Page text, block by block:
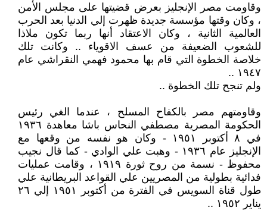
وقاومت مصر الإنجليز بعرض قضيتها على مجلس الأمن
، وكان وقتها مؤسسة جديدة ظهرت إلي الدنيا بعد الحرب
العالمية الثانية ، وكان الاعتقاد أنها ربما تكون ملاذا
للشعوب الضعيفة من عسف الاقوياء .. وكانت تلك
خلاصة الخطوة التي قام بها محمود فهمي النقراشي عام
١٩٤٧ ..
ولم تنجح تلك الخطوة ..
وقاومتهم مصر بالكفاح المسلح ، عندما الغي رئيس
الحكومة المصرية مصطفي النحاس باشا معاهدة ١٩٣٦
في ٨ أكتوبر ١٩٥١ - وكان هو نفسه من وقعها مع
الإنجليز عام ١٩٣٦ - وهبت علي الوادي - كما قال نجيب
محفوظ - نسمة من روح ثورة ١٩١٩ ، وقامت عمليات
فدائية بطولية من المصريين علي القواعد البريطانية علي
طول قناة السويس في الفترة من أكتوبر ١٩٥١ إلي ٢٦
يناير ١٩٥٢ ..